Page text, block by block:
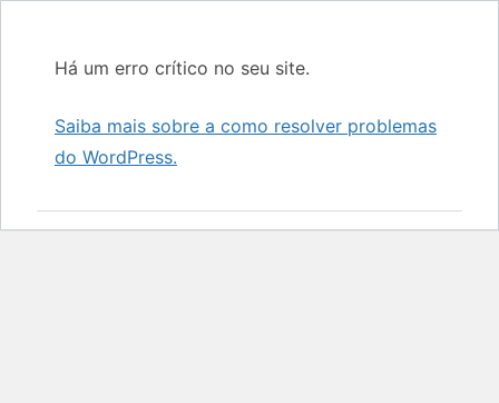
Há um erro crítico no seu site.
Saiba mais sobre a como resolver problemas
do WordPress.